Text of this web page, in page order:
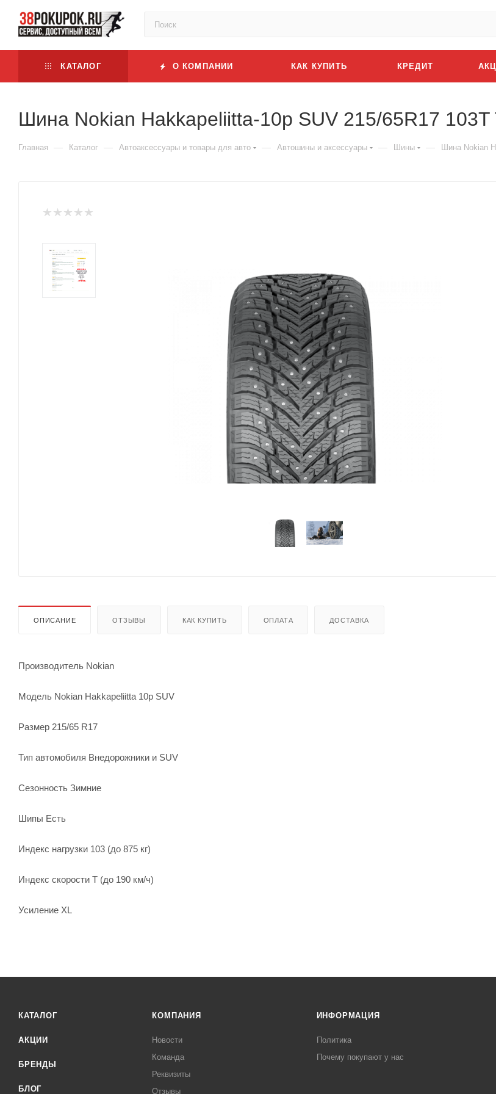
КАТАЛОГ О КОМПАНИИ КАК КУПИТЬ КРЕДИТ
Шина Nokian Hakkapeliitta-10p SUV 215/65R17
Главная — Каталог — Автоаксессуары и товары для авто — Автошины и аксессуары — Шины — Шина Nokian
ОПИСАНИЕ ОТЗЫВЫ КАК КУПИТЬ ОПЛАТА ДОСТАВКА
Производитель Nokian
Модель Nokian Hakkapeliitta 10p SUV
Размер 215/65 R17
Тип автомобиля Внедорожники и SUV
Сезонность Зимние
Шипы Есть
Индекс нагрузки 103 (до 875 кг)
Индекс скорости T (до 190 км/ч)
Усиление XL
КАТАЛОГ
АКЦИИ
БРЕНДЫ
БЛОГ
КОМПАНИЯ
Новости
Команда
Реквизиты
Отзывы
ИНФОРМАЦИЯ
Политика
Почему покупают у нас